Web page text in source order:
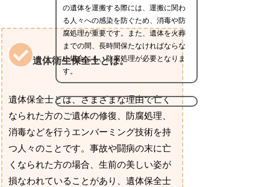
の遺体を運搬する際には、運搬に関わ
る人々への感染を防ぐため、消毒や防
腐処理が重要です。また、遺体を火葬
までの間、長時間保たなければならな
い場合にも、防腐処理が必要となりま
す。
遺体衛生保全士とは。
遺体保全士とは、さまざまな理由で亡く
なられた方のご遺体の修復、防腐処理、
消毒などを行うエンバーミング技術を持
つ人々のことです。事故や闘病の末に亡
くなられた方の場合、生前の美しい姿が
損なわれていることがあり、遺体保全士